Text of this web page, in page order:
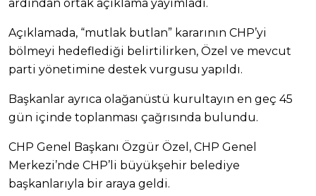
ardından ortak açıklama yayımladı.
Açıklamada, “mutlak butlan” kararının CHP’yi
bölmeyi hedeflediği belirtilirken, Özel ve mevcut
parti yönetimine destek vurgusu yapıldı.
Başkanlar ayrıca olağanüstü kurultayın en geç 45
gün içinde toplanması çağrısında bulundu.
CHP Genel Başkanı Özgür Özel, CHP Genel
Merkezi’nde CHP’li büyükşehir belediye
başkanlarıyla bir araya geldi.